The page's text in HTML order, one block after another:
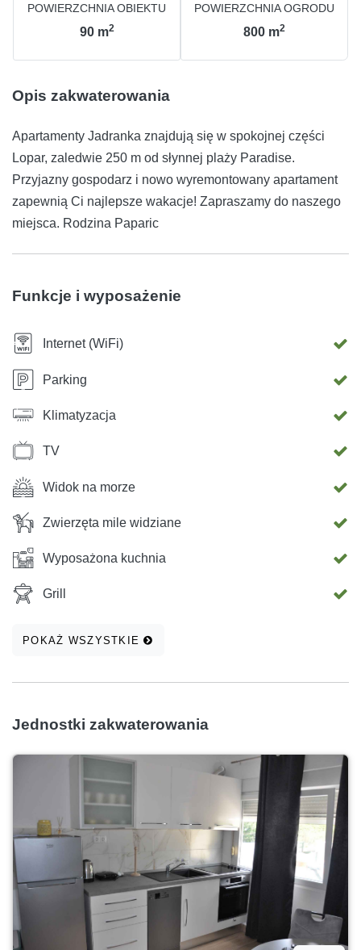
POWIERZCHNIA OBIEKTU
90 m2
POWIERZCHNIA OGRODU
800 m2
Opis zakwaterowania
Apartamenty Jadranka znajdują się w spokojnej części
Lopar, zaledwie 250 m od słynnej plaży Paradise.
Przyjazny gospodarz i nowo wyremontowany apartament
zapewnią Ci najlepsze wakacje! Zapraszamy do naszego
miejsca. Rodzina Paparic
Funkcje i wyposażenie
Internet (WiFi)
Parking
Klimatyzacja
TV
Widok na morze
Zwierzęta mile widziane
Wyposażona kuchnia
Grill
POKAŻ WSZYSTKIE
Jednostki zakwaterowania